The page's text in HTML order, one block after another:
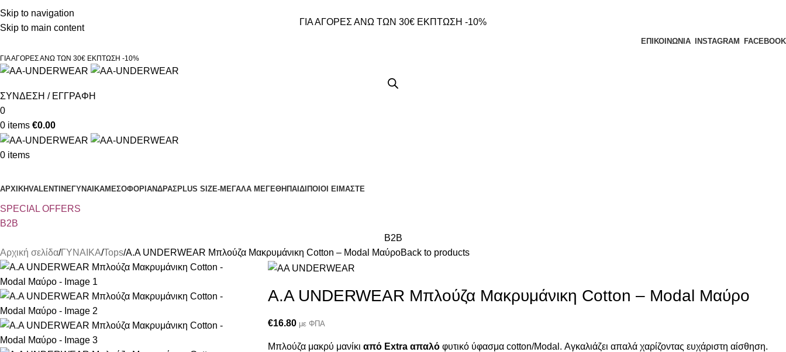
Skip to navigation
Skip to main content
Τηλεφωνικές παραγγελίες 23210 97300
ΓΙΑ ΑΓΟΡΕΣ ΑΝΩ ΤΩΝ 30€ ΕΚΠΤΩΣΗ -10%
ΕΠΙΚΟΙΝΩΝΙΑ INSTAGRAM FACEBOOK
ΓΙΑ ΑΓΟΡΕΣ ΑΝΩ ΤΩΝ 30€ ΕΚΠΤΩΣΗ -10%
ΣΥΝΔΕΣΗ / ΕΓΓΡΑΦΗ
0
0 items €0.00
0 items
ΑΡΧΙΚΗVALENTINEΓΥΝΑΙΚΑΜΕΣΟΦΟΡΙ ΑΝΔΡΑΣPLUS SIZE-ΜΕΓΑΛΑ ΜΕΓΕΘΗ ΠΑΙΔΙ ΠΟΙΟΙ ΕΙΜΑΣΤΕ
SPECIAL OFFERS
B2B
B2B
Αρχική σελίδα ΓΥΝΑΙΚΑ Tops Α.A UNDERWEAR Μπλούζα Μακρυμάνικη Cotton – Modal ΜαύροBack to products
Α.A UNDERWEAR Μπλούζα Μακρυμάνικη Cotton – Modal Μαύρο
€16.80 με ΦΠΑ
Μπλούζα μακρύ μανίκι από Extra απαλό φυτικό ύφασμα cotton/Modal. Αγκαλιάζει απαλά χαρίζοντας ευχάριστη αίσθηση.